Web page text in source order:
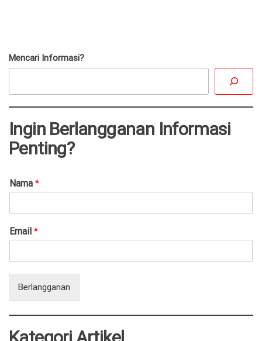
Mencari Informasi?
Ingin Berlangganan Informasi
Penting?
Nama *
Email *
Berlangganan